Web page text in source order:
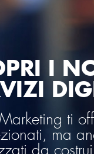
I
ti
ma